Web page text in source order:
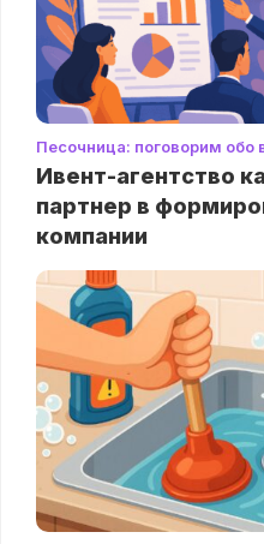
Песочница: поговорим обо
Ивент-агентство
партнер в
компании